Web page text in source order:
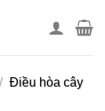
/ Điều hòa cây